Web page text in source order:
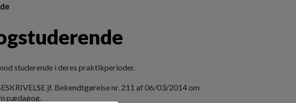
studerende i deres praktikperioder.
jf. Bekendtgørelse nr. 211 af 06/03/2014 om
pædagog.